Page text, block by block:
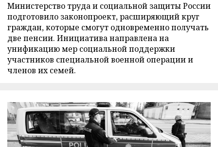
Министерство труда и социальной защиты России
подготовило законопроект, расширяющий круг
граждан, которые смогут одновременно получать
две пенсии. Инициатива направлена на
унификацию мер социальной поддержки
участников специальной военной операции и
членов их семей.